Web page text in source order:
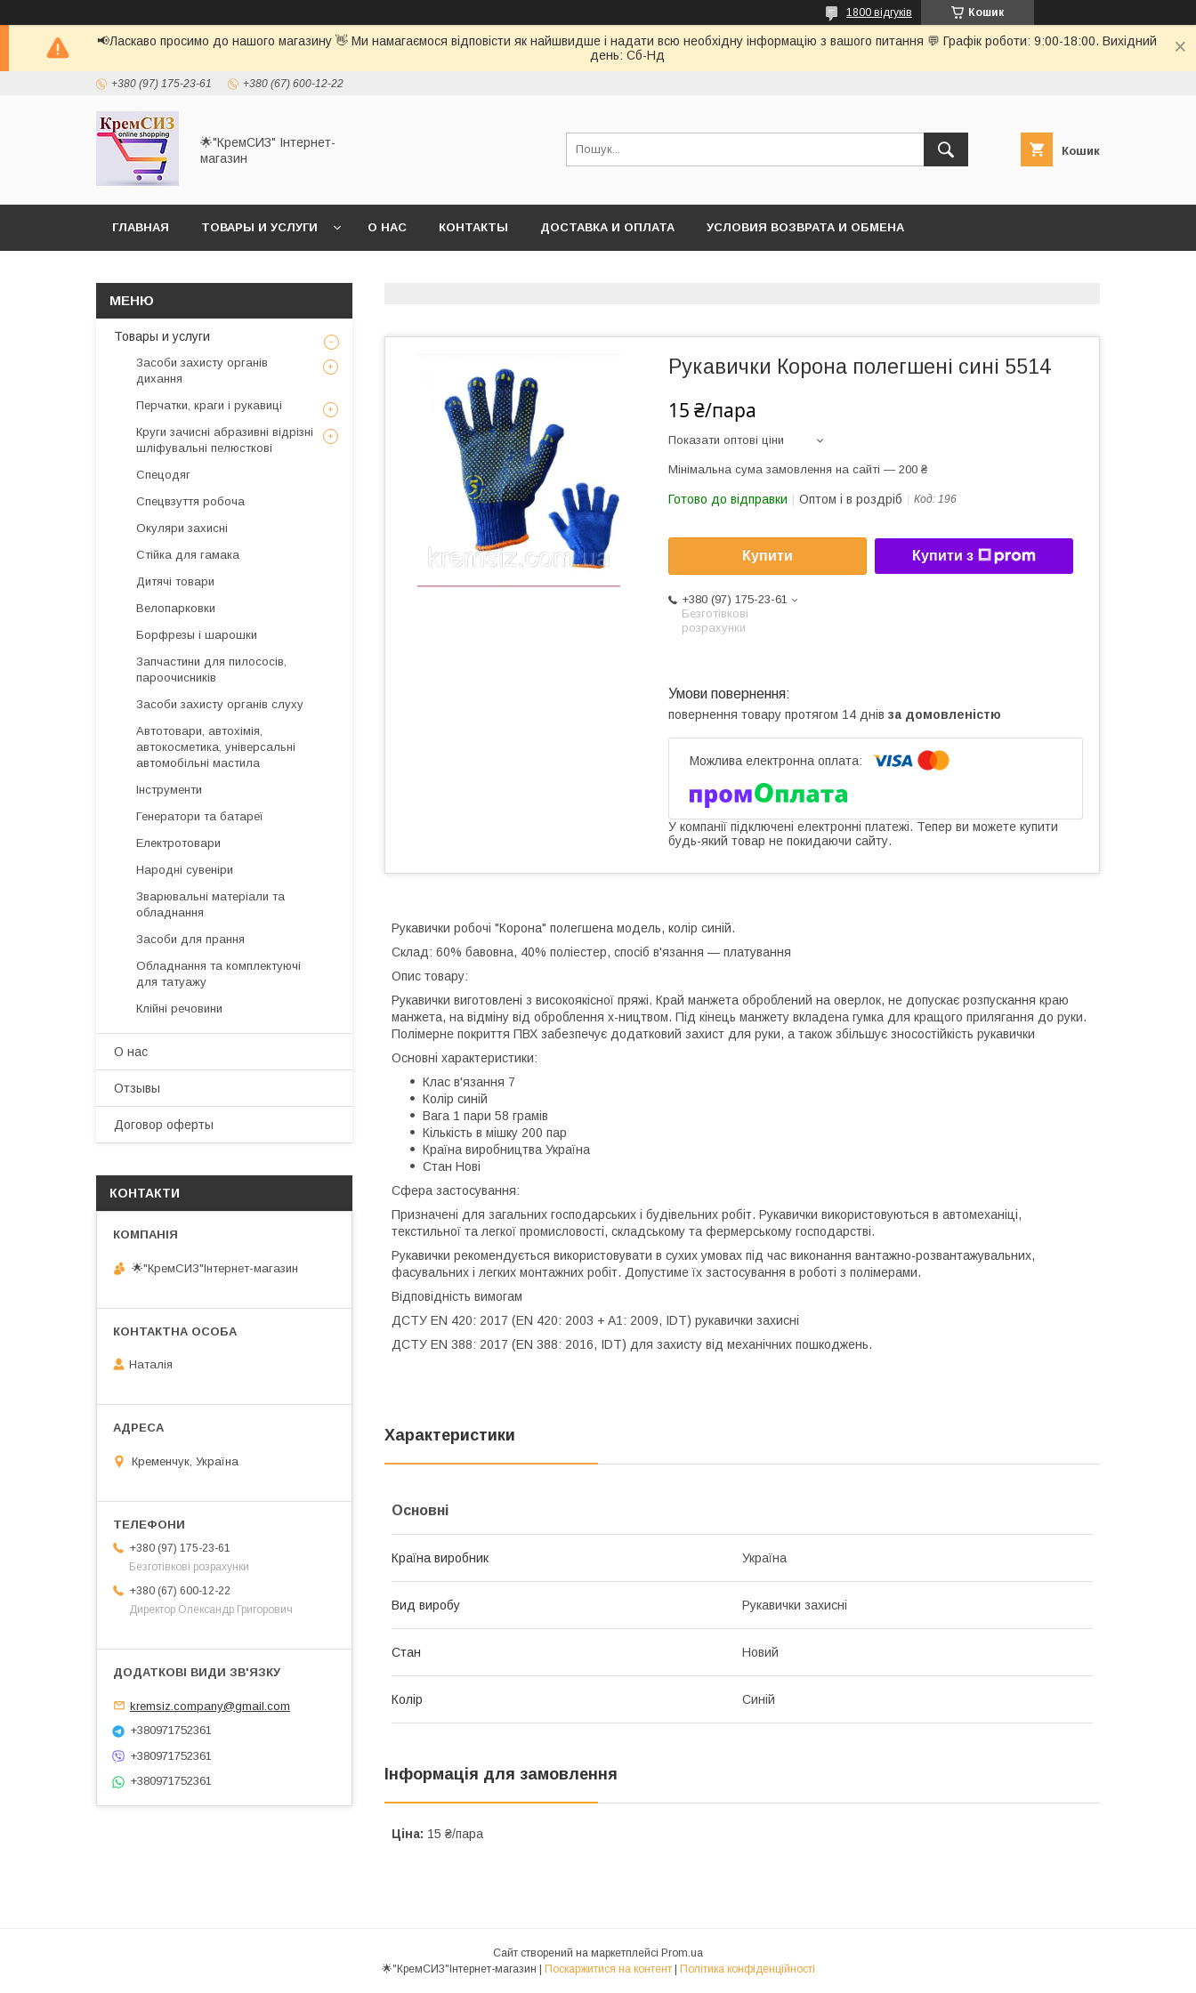
Кошик
1800 відгуків
📢Ласкаво просимо до нашого магазину 👋 Ми намагаємося відповісти як найшвидше і надати всю необхідну інформацію з вашого питання 💬 Графік роботи: 9:00-18:00. Вихідний
день: Сб-Нд
+380 (97) 175-23-61 +380 (67) 600-12-22
🌟"КремСИЗ" Інтернет-
магазин
Кошик
ГЛАВНАЯ ТОВАРЫ И УСЛУГИ О НАС КОНТАКТЫ ДОСТАВКА И ОПЛАТА УСЛОВИЯ ВОЗВРАТА И ОБМЕНА
Рукавички Корона полегшені сині 5514
15 ₴/пара
Показати оптові ціни
Мінімальна сума замовлення на сайті — 200 ₴
Готово до відправки Оптом і в роздріб Код: 196
Купити Купити з
+380 (97) 175-23-61
Безготівкові
розрахунки
повернення товару протягом 14 днів за домовленістю
У компанії підключені електронні платежі. Тепер ви можете купити
будь-який товар не покидаючи сайту.
Рукавички робочі "Корона" полегшена модель, колір синій.
Склад: 60% бавовна, 40% поліестер, спосіб в'язання — платування
Опис товару:
Рукавички виготовлені з високоякісної пряжі. Край манжета оброблений на оверлок, не допускає розпускання краю
манжета, на відміну від оброблення x-ництвом. Під кінець манжету вкладена гумка для кращого прилягання до руки.
Полімерне покриття ПВХ забезпечує додатковий захист для руки, а також збільшує зносостійкість рукавички
Основні характеристики:
Клас в'язання 7
Колір синій
Вага 1 пари 58 грамів
Кількість в мішку 200 пар
Країна виробництва Україна
Стан Нові
Сфера застосування:
Призначені для загальних господарських і будівельних робіт. Рукавички використовуються в автомеханіці,
текстильної та легкої промисловості, складському та фермерському господарстві.
Рукавички рекомендується використовувати в сухих умовах під час виконання вантажно-розвантажувальних,
фасувальних і легких монтажних робіт. Допустиме їх застосування в роботі з полімерами.
Відповідність вимогам
ДСТУ ЕN 420: 2017 (EN 420: 2003 + A1: 2009, IDT) рукавички захисні
ДСТУ EN 388: 2017 (EN 388: 2016, IDT) для захисту від механічних пошкоджень.
Характеристики
Основні
Країна виробник Україна
Вид виробу Рукавички захисні
Стан Новий
Колір Синій
Інформація для замовлення
Ціна: 15 ₴/пара
Товары и услуги
Засоби захисту органів
дихання
Перчатки, краги і рукавиці
Круги зачисні абразивні відрізні
шліфувальні пелюсткові
Спецодяг
Спецвзуття робоча
Окуляри захисні
Стійка для гамака
Дитячі товари
Велопарковки
Борфрезы і шарошки
Запчастини для пилососів,
пароочисників
Засоби захисту органів слуху
Автотовари, автохімія,
автокосметика, універсальні
автомобільні мастила
Інструменти
Генератори та батареї
Електротовари
Народні сувеніри
Зварювальні матеріали та
обладнання
Засоби для прання
Обладнання та комплектуючі
для татуажу
Клійні речовини
О нас
Отзывы
Договор оферты
КОНТАКТИ
🌟"КремСИЗ"Інтернет-магазин
Наталія
Кременчук, Україна
+380 (97) 175-23-61
Безготівкові розрахунки
+380 (67) 600-12-22
Директор Олександр Григорович
kremsiz.company@gmail.com
+380971752361
+380971752361
+380971752361
Сайт створений на маркетплейсі Prom.ua
🌟"КремСИЗ"Інтернет-магазин | Поскаржитися на контент | Політика конфіденційності